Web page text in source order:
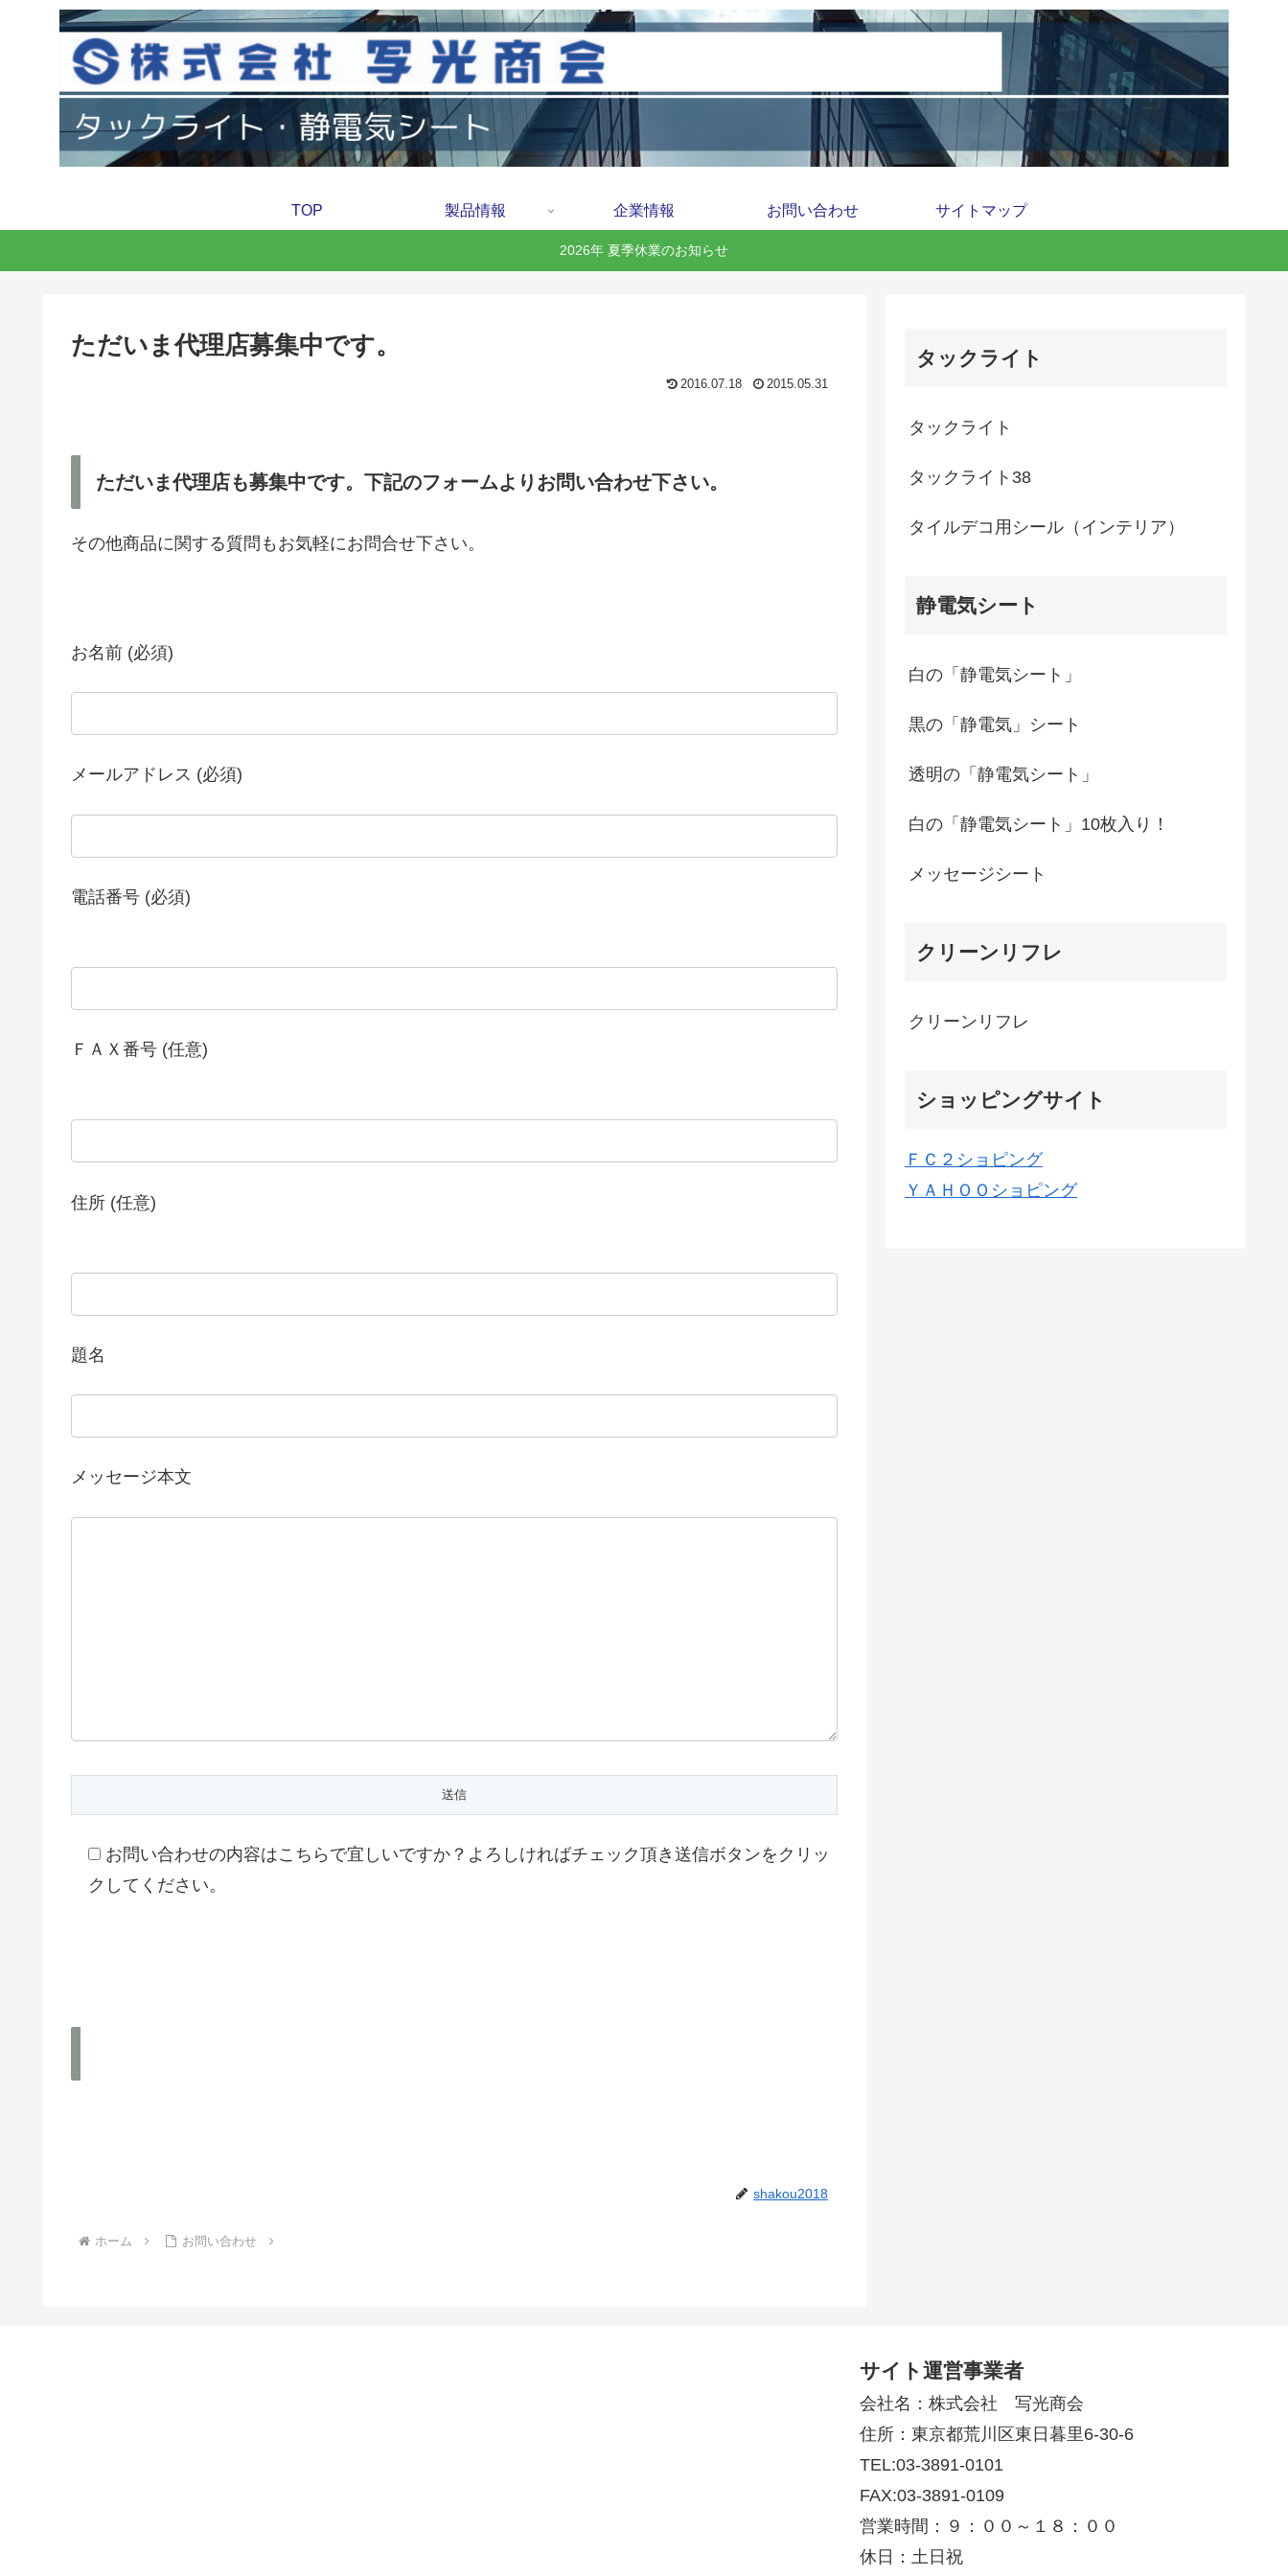
TOP 製品情報 企業情報 お問い合わせ サイトマップ
2026年 夏季休業のお知らせ
ただいま代理店募集中です。
2016.07.18 2015.05.31
ただいま代理店も募集中です。下記のフォームよりお問い合わせ下さい。
その他商品に関する質問もお気軽にお問合せ下さい。
お名前 (必須)
メールアドレス (必須)
電話番号 (必須)
ＦＡＸ番号 (任意)
住所 (任意)
題名
メッセージ本文
お問い合わせの内容はこちらで宜しいですか？よろしければチェック頂き送信ボタンをクリッ
クしてください。
shakou2018
ホーム お問い合わせ
タックライト
タックライト
タックライト38
タイルデコ用シール（インテリア）
静電気シート
白の「静電気シート」
黒の「静電気」シート
透明の「静電気シート」
白の「静電気シート」10枚入り！
メッセージシート
クリーンリフレ
クリーンリフレ
ショッピングサイト
ＦＣ２ショピング
ＹＡＨＯＯショピング
サイト運営事業者
会社名：株式会社 写光商会
住所：東京都荒川区東日暮里6-30-6
TEL:03-3891-0101
FAX:03-3891-0109
営業時間：９：００～１８：００
休日：土日祝